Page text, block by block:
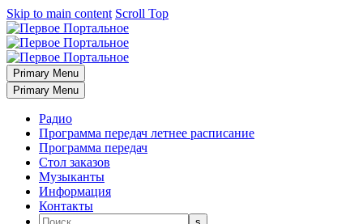
Skip to main content Scroll Top
Primary Menu
Primary Menu
Радио
Программа передач летнее расписание
Программа передач
Стол заказов
Музыканты
Информация
Контакты